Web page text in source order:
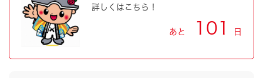
詳しくはこちら！
あと 101 日